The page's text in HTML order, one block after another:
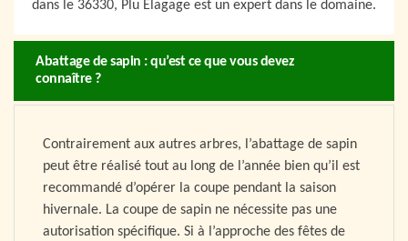
dans le 36330, Plu Elagage est un expert dans le domaine.
Abattage de sapin : qu’est ce que vous devez
connaître ?
Contrairement aux autres arbres, l’abattage de sapin
peut être réalisé tout au long de l’année bien qu’il est
recommandé d’opérer la coupe pendant la saison
hivernale. La coupe de sapin ne nécessite pas une
autorisation spécifique. Si à l’approche des fêtes de